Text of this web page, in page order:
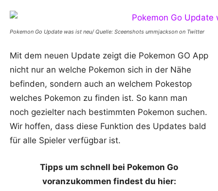
Pokemon Go Update was ist neu/ Quelle: Sceenshots ummjackson on Twitter
Mit dem neuen Update zeigt die Pokemon GO App
nicht nur an welche Pokemon sich in der Nähe
befinden, sondern auch an welchem Pokestop
welches Pokemon zu finden ist. So kann man
noch gezielter nach bestimmten Pokemon suchen.
Wir hoffen, dass diese Funktion des Updates bald
für alle Spieler verfügbar ist.
Tipps um schnell bei Pokemon Go
voranzukommen findest du hier: